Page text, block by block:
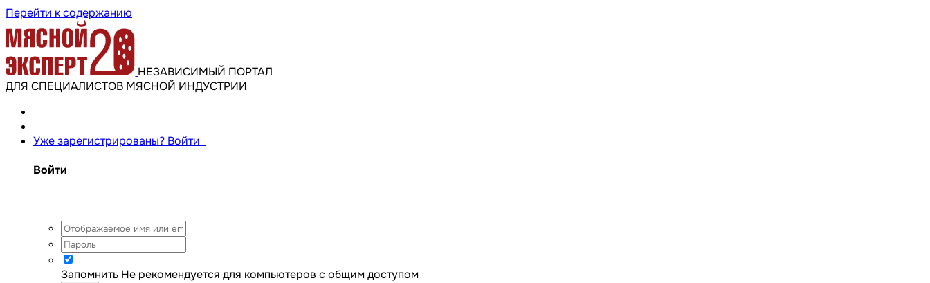
Перейти к содержанию
НЕЗАВИСИМЫЙ ПОРТАЛ
ДЛЯ СПЕЦИАЛИСТОВ МЯСНОЙ ИНДУСТРИИ
Уже зарегистрированы? Войти
Войти
Запомнить Не рекомендуется для компьютеров с общим доступом